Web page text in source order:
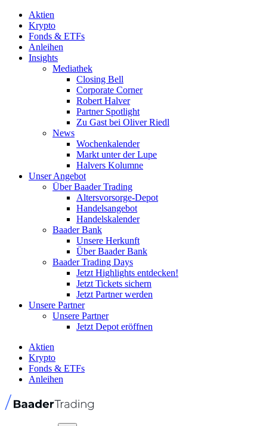
Aktien
Krypto
Fonds & ETFs
Anleihen
Insights
Mediathek
Closing Bell
Corporate Corner
Robert Halver
Partner Spotlight
Zu Gast bei Oliver Riedl
News
Wochenkalender
Markt unter der Lupe
Halvers Kolumne
Unser Angebot
Über Baader Trading
Altersvorsorge-Depot
Handelsangebot
Handelskalender
Baader Bank
Unsere Herkunft
Über Baader Bank
Baader Trading Days
Jetzt Highlights entdecken!
Jetzt Tickets sichern
Jetzt Partner werden
Unsere Partner
Unsere Partner
Jetzt Depot eröffnen
Aktien
Krypto
Fonds & ETFs
Anleihen